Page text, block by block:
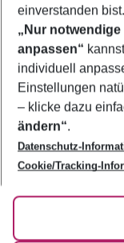
Footer
Footer navigation
Über uns
AGB
Bestpreisgarantie
Cookie-
Cookie-Richtlinie
Agenturbetreuung
Barrierefreies
FAQ
HanseMerkur
Hilfe & Kontakt
Folge uns
einverstanden
„Nur notwendige
anpassen“
individuell
Einstellungen
– klicke dazu
ändern“.
Datenschutz-
Cookie/Tracking-